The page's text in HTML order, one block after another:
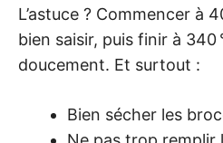
L’astuce ? Commencer à
bien saisir, puis finir à 340
doucement. Et surtout :
Bien sécher les